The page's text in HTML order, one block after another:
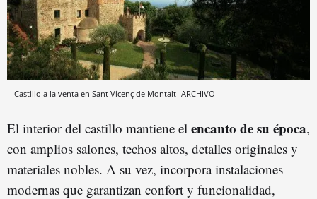
Castillo a la venta en Sant Vicenç de Montalt ARCHIVO
El interior del castillo mantiene el encanto de su época,
con amplios salones, techos altos, detalles originales y
materiales nobles. A su vez, incorpora instalaciones
modernas que garantizan confort y funcionalidad,